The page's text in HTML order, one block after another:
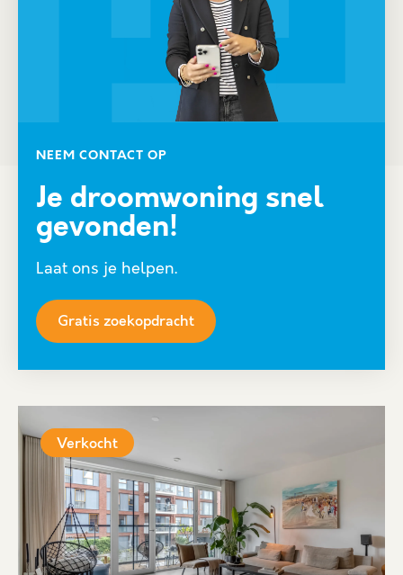
NEEM CONTACT OP
Je droomwoning snel
gevonden!
Laat ons je helpen.
Gratis zoekopdracht
Verkocht